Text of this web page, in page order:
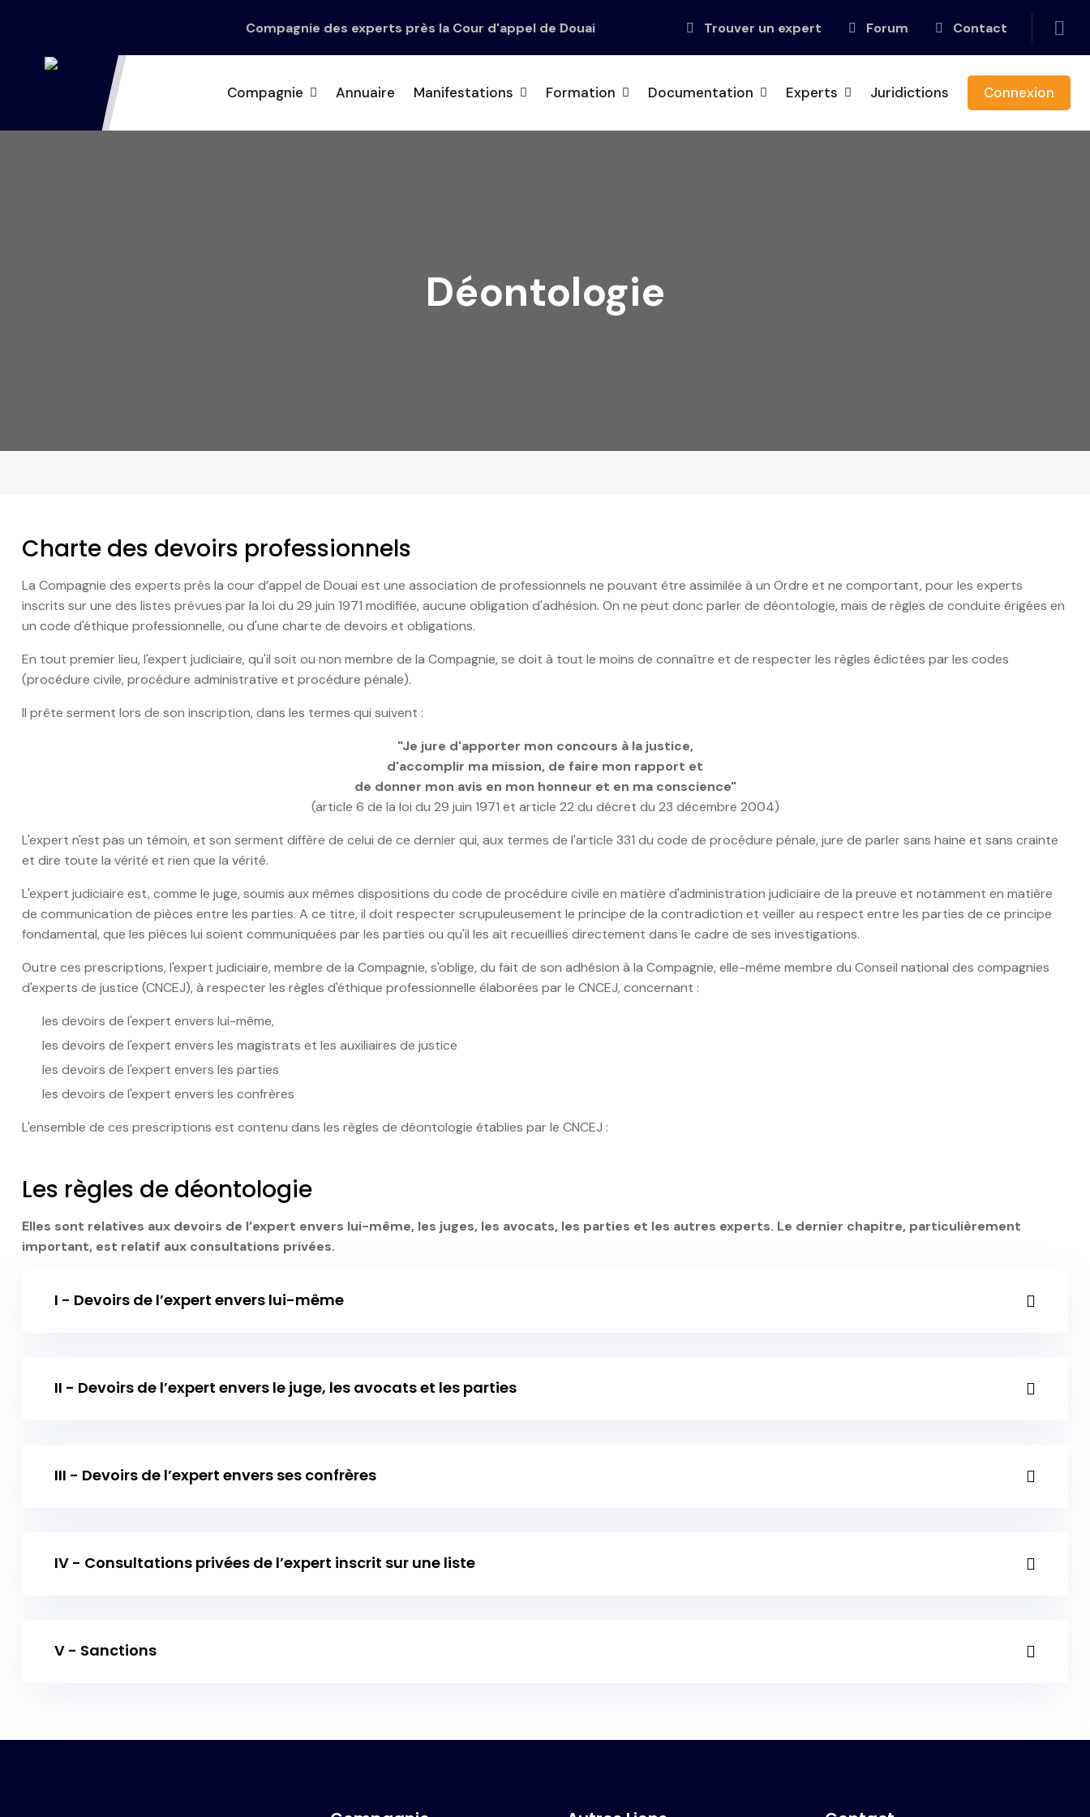
Compagnie des experts près la Cour d'appel de Douai Trouver un expert Forum Contact
Compagnie Annuaire Manifestations Formation Documentation Experts Juridictions Connexion
Déontologie
Charte des devoirs professionnels
La Compagnie des experts près la cour d’appel de Douai est une association de professionnels ne pouvant être assimilée à un Ordre et ne comportant, pour les experts
inscrits sur une des listes prévues par la loi du 29 juin 1971 modifiée, aucune obligation d'adhésion. On ne peut donc parler de déontologie, mais de règles de conduite érigées en
un code d'éthique professionnelle, ou d'une charte de devoirs et obligations.
En tout premier lieu, l'expert judiciaire, qu'il soit ou non membre de la Compagnie, se doit à tout le moins de connaître et de respecter les règles édictées par les codes
(procédure civile, procédure administrative et procédure pénale).
Il prête serment lors de son inscription, dans les termes qui suivent :
"Je jure d'apporter mon concours à la justice,
d'accomplir ma mission, de faire mon rapport et
de donner mon avis en mon honneur et en ma conscience"
(article 6 de la loi du 29 juin 1971 et article 22 du décret du 23 décembre 2004)
L'expert n'est pas un témoin, et son serment diffère de celui de ce dernier qui, aux termes de l'article 331 du code de procédure pénale, jure de parler sans haine et sans crainte
et dire toute la vérité et rien que la vérité.
L'expert judiciaire est, comme le juge, soumis aux mêmes dispositions du code de procédure civile en matière d'administration judiciaire de la preuve et notamment en matière
de communication de pièces entre les parties. A ce titre, il doit respecter scrupuleusement le principe de la contradiction et veiller au respect entre les parties de ce principe
fondamental, que les pièces lui soient communiquées par les parties ou qu'il les ait recueillies directement dans le cadre de ses investigations.
Outre ces prescriptions, l'expert judiciaire, membre de la Compagnie, s'oblige, du fait de son adhésion à la Compagnie, elle-même membre du Conseil national des compagnies
d'experts de justice (CNCEJ), à respecter les règles d'éthique professionnelle élaborées par le CNCEJ, concernant :
les devoirs de l'expert envers lui-même,
les devoirs de l'expert envers les magistrats et les auxiliaires de justice
les devoirs de l'expert envers les parties
les devoirs de l'expert envers les confrères
L'ensemble de ces prescriptions est contenu dans les règles de déontologie établies par le CNCEJ :
Les règles de déontologie
Elles sont relatives aux devoirs de l’expert envers lui-même, les juges, les avocats, les parties et les autres experts. Le dernier chapitre, particulièrement
important, est relatif aux consultations privées.
I - Devoirs de l’expert envers lui-même
II - Devoirs de l’expert envers le juge, les avocats et les parties
III - Devoirs de l’expert envers ses confrères
IV - Consultations privées de l’expert inscrit sur une liste
V - Sanctions